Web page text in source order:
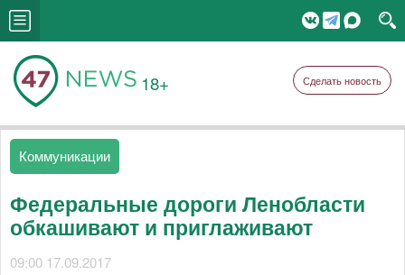
18+ Сделать новость
Коммуникации
Федеральные дороги Ленобласти
обкашивают и приглаживают
09:00 17.09.2017